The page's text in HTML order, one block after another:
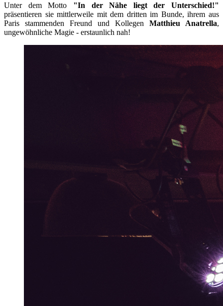
Unter dem Motto "In der Nähe liegt der Unterschied!"
präsentieren sie mittlerweile mit dem dritten im Bunde, ihrem aus
Paris stammenden Freund und Kollegen Matthieu Anatrella,
ungewöhnliche Magie - erstaunlich nah!